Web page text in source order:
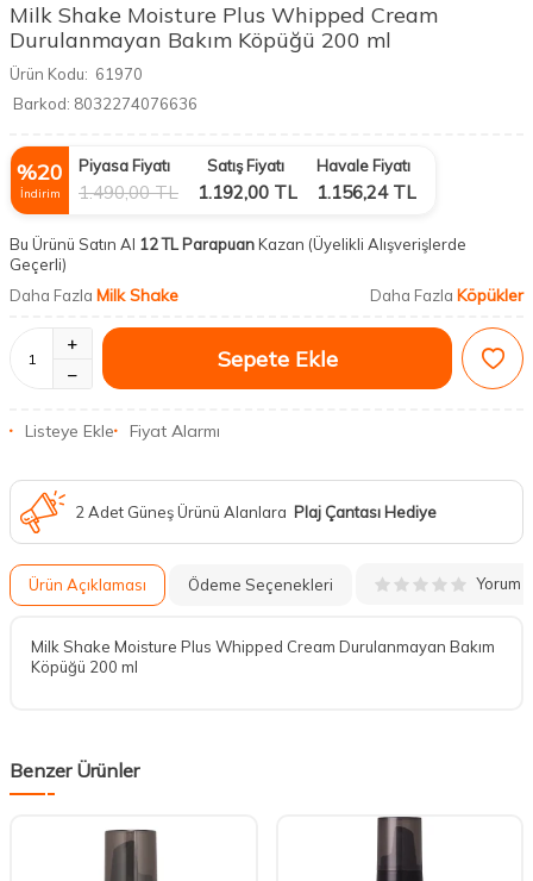
Milk Shake Moisture Plus Whipped Cream
Durulanmayan Bakım Köpüğü 200 ml
Ürün Kodu: 61970
Barkod: 8032274076636
%20
İndirim
Piyasa Fiyatı
1.490,00TL
Satış Fiyatı
1.192,00 TL
Havale Fiyatı
1.156,24TL
Bu Ürünü Satın Al 12 TL ParapuanKazan (Üyelikli Alışverişlerde
Geçerli)
Daha Fazla Milk Shake Daha Fazla Köpükler
Sepete Ekle
Listeye Ekle Fiyat Alarmı
2 Adet Güneş Ürünü Alanlara Plaj Çantası Hediye
Ürün Açıklaması Ödeme Seçenekleri Yorum
Milk Shake Moisture Plus Whipped Cream Durulanmayan Bakım
Köpüğü 200 ml
Benzer Ürünler